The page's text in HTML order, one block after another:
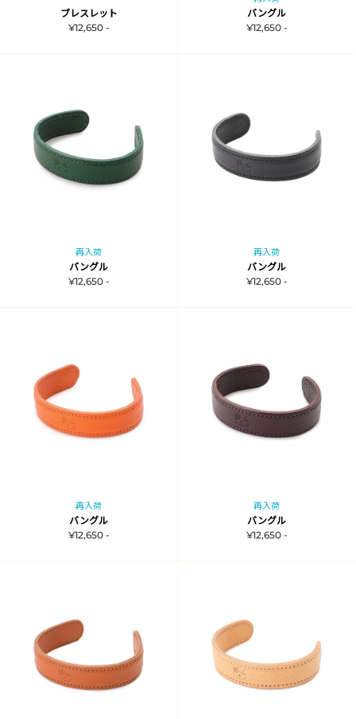
ブレスレット
¥12,650 -
バングル
¥12,650 -
再入荷
バングル
¥12,650 -
再入荷
バングル
¥12,650 -
再入荷
バングル
¥12,650 -
再入荷
バングル
¥12,650 -